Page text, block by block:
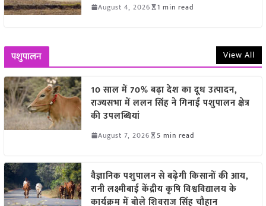
August 4, 2026 1 min read
पशुपालन View All
10 साल में 70% बढ़ा देश का दूध उत्पादन,
राज्यसभा में ललन सिंह ने गिनाईं पशुपालन क्षेत्र
की उपलब्धियां
August 7, 2026 5 min read
वैज्ञानिक पशुपालन से बढ़ेगी किसानों की आय,
रानी लक्ष्मीबाई केंद्रीय कृषि विश्वविद्यालय के
कार्यक्रम में बोले शिवराज सिंह चौहान